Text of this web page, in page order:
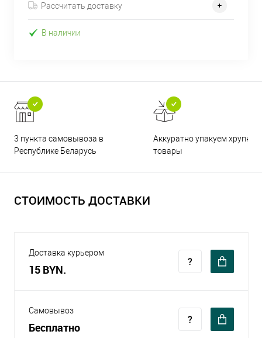
Рассчитать доставку
В наличии
3 пункта самовывоза в
Республике Беларусь
Аккуратно упакуем хрупкие
товары
СТОИМОСТЬ ДОСТАВКИ
Доставка курьером
15 BYN.
Самовывоз
Бесплатно